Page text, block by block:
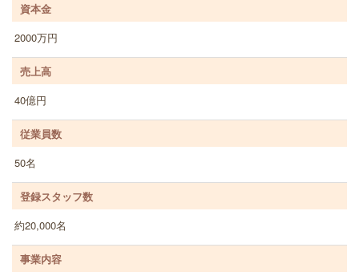
資本金
2000万円
売上高
40億円
従業員数
50名
登録スタッフ数
約20,000名
事業内容